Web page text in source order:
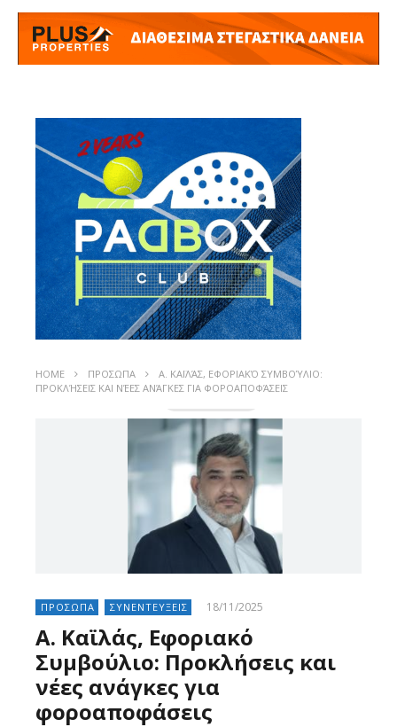
HOME ΠΡΟΣΩΠΑ
Α. ΚΑΪΛΆΣ, ΕΦΟΡΙΑΚΌ ΣΥΜΒΟΎΛΙΟ:
ΠΡΟΚΛΉΣΕΙΣ ΚΑΙ ΝΈΕΣ ΑΝΆΓΚΕΣ ΓΙΑ ΦΟΡΟΑΠΟΦΆΣΕΙΣ
ΠΡΟΣΩΠΑ ΣΥΝΕΝΤΕΥΞΕΙΣ 18/11/2025
Α. Καϊλάς, Εφοριακό
Συμβούλιο: Προκλήσεις και
νέες ανάγκες για
φοροαποφάσεις